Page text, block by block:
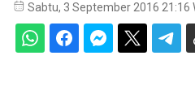
Sabtu, 3 September 2016 21:16